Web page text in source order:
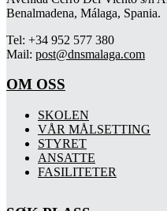
Benalmadena, Málaga, Spania.
Tel: +34 952 577 380
Mail: post@dnsmalaga.com
OM OSS
SKOLEN
VÅR MÅLSETTING
STYRET
ANSATTE
FASILITETER